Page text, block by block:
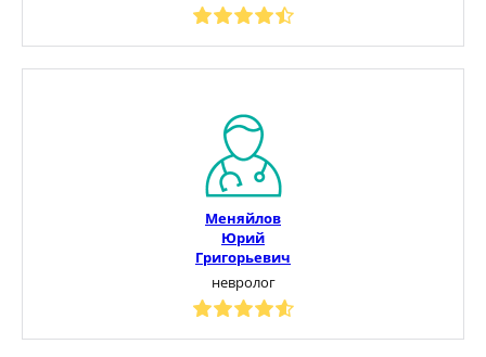
Меняйлов
Юрий
Григорьевич
невролог